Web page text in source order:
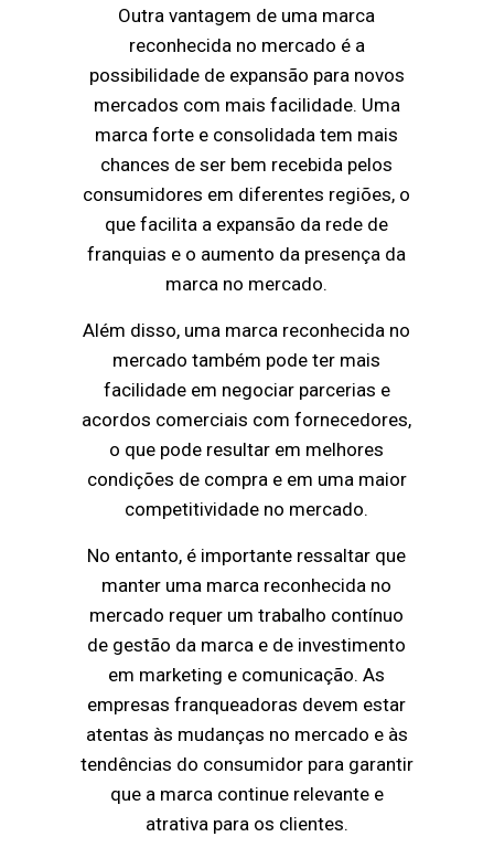
Outra vantagem de uma marca
reconhecida no mercado é a
possibilidade de expansão para novos
mercados com mais facilidade. Uma
marca forte e consolidada tem mais
chances de ser bem recebida pelos
consumidores em diferentes regiões, o
que facilita a expansão da rede de
franquias e o aumento da presença da
marca no mercado.
Além disso, uma marca reconhecida no
mercado também pode ter mais
facilidade em negociar parcerias e
acordos comerciais com fornecedores,
o que pode resultar em melhores
condições de compra e em uma maior
competitividade no mercado.
No entanto, é importante ressaltar que
manter uma marca reconhecida no
mercado requer um trabalho contínuo
de gestão da marca e de investimento
em marketing e comunicação. As
empresas franqueadoras devem estar
atentas às mudanças no mercado e às
tendências do consumidor para garantir
que a marca continue relevante e
atrativa para os clientes.